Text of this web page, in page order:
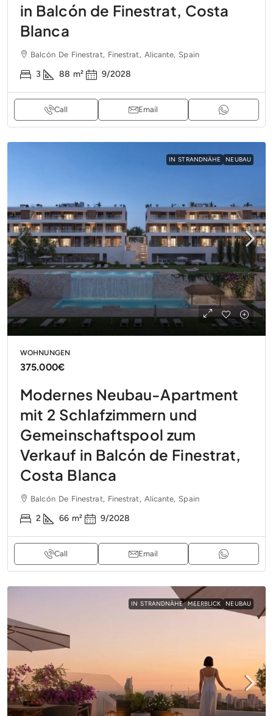
in Balcón de Finestrat, Costa
Blanca
Balcón De Finestrat, Finestrat, Alicante, Spain
3 88 m² 9/2028
Call Email
IN STRANDNÄHE NEUBAU
WOHNUNGEN
375.000€
Modernes Neubau-Apartment
mit 2 Schlafzimmern und
Gemeinschaftspool zum
Verkauf in Balcón de Finestrat,
Costa Blanca
Balcón De Finestrat, Finestrat, Alicante, Spain
2 66 m² 9/2028
Call Email
IN STRANDNÄHE MEERBLICK NEUBAU